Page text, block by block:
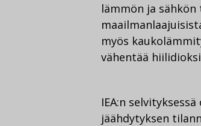
lämmön ja
myös
vähentää
IEA:n
jäähdytyksen